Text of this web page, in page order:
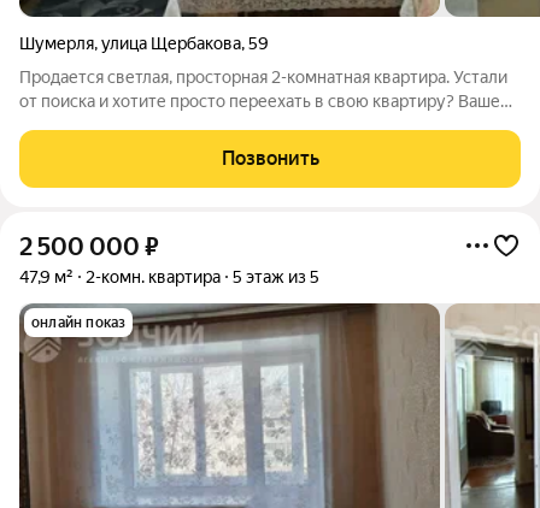
Шумерля,улица Щербакова,59
Продается светлая, просторная 2-комнатная квартира. Устали
от поиска и хотите просто переехать в свою квартиру? Ваше
квартира общей площадью 50,5 м, расположенная на
четвёртом этаже пятиэтажного
Позвонить
2 500 000 ₽
47,9 м² 2-комн. квартира 5 этаж из 5
онлайн показ